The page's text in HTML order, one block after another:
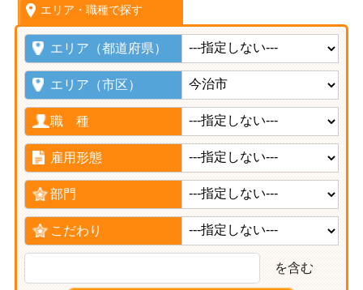
エリア・職種で探す
エリア（都道府県）
エリア（市区）
職 種
雇用形態
部門
こだわり
を含む